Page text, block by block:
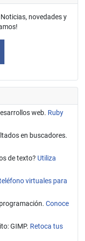
Noticias, novedades y
web. Ruby
en buscadores.
de texto? Utiliza
virtuales para
Conoce
GIMP. Retoca tus